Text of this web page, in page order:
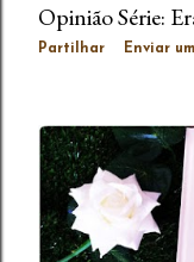
Opinião Série:
Partilhar Enviar